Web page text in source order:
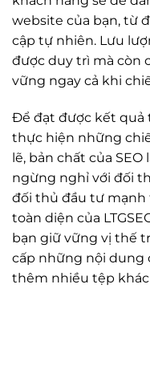
website của bạn, từ
cập tự nhiên. Lưu
được duy trì mà còn
vững ngay cả khi
Để đạt được kết quả
thực hiện những
lẽ, bản chất của
ngừng nghỉ với đối
đối thủ đầu tư mạnh
toàn diện của
bạn giữ vững vị thế
cấp những nội dung
thêm nhiều tệp